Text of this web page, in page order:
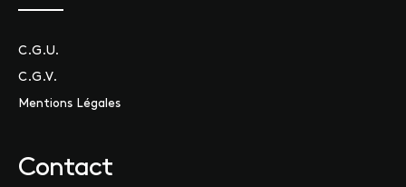
C.G.U.
C.G.V.
Mentions Légales
Contact